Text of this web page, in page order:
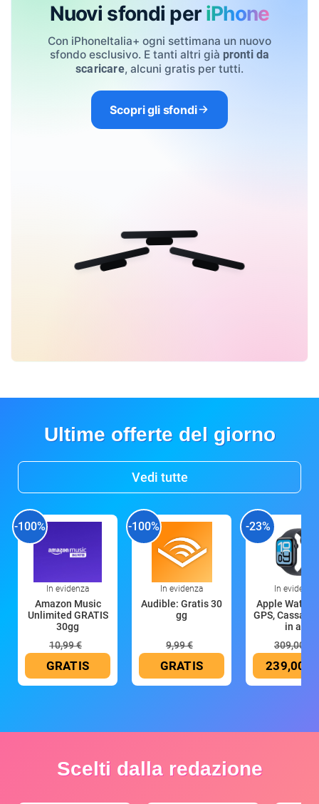
Nuovi sfondi per iPhone
Con iPhoneItalia+ ogni settimana un nuovo
sfondo esclusivo. E tanti altri già pronti da
scaricare, alcuni gratis per tutti.
Scopri gli sfondi
Ultime offerte del giorno
Vedi tutte
-100%
In evidenza
Amazon Music
Unlimited GRATIS
30gg
10,99 €
GRATIS
-100%
In evidenza
Audible: Gratis 30
gg
9,99 €
GRATIS
-23%
In evidenza
Apple Watch
GPS, Cassa
in all
309,00 €
239,00 €
Scelti dalla redazione